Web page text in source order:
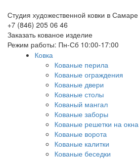
Студия художественной ковки в Самаре
+7 (846) 205 06 46
Заказать кованое изделие
Режим работы: Пн-Сб 10:00-17:00
Ковка
Кованые перила
Кованые ограждения
Кованые двери
Кованые столы
Кованый мангал
Кованые заборы
Кованые решетки на окна
Кованые ворота
Кованые калитки
Кованые беседки